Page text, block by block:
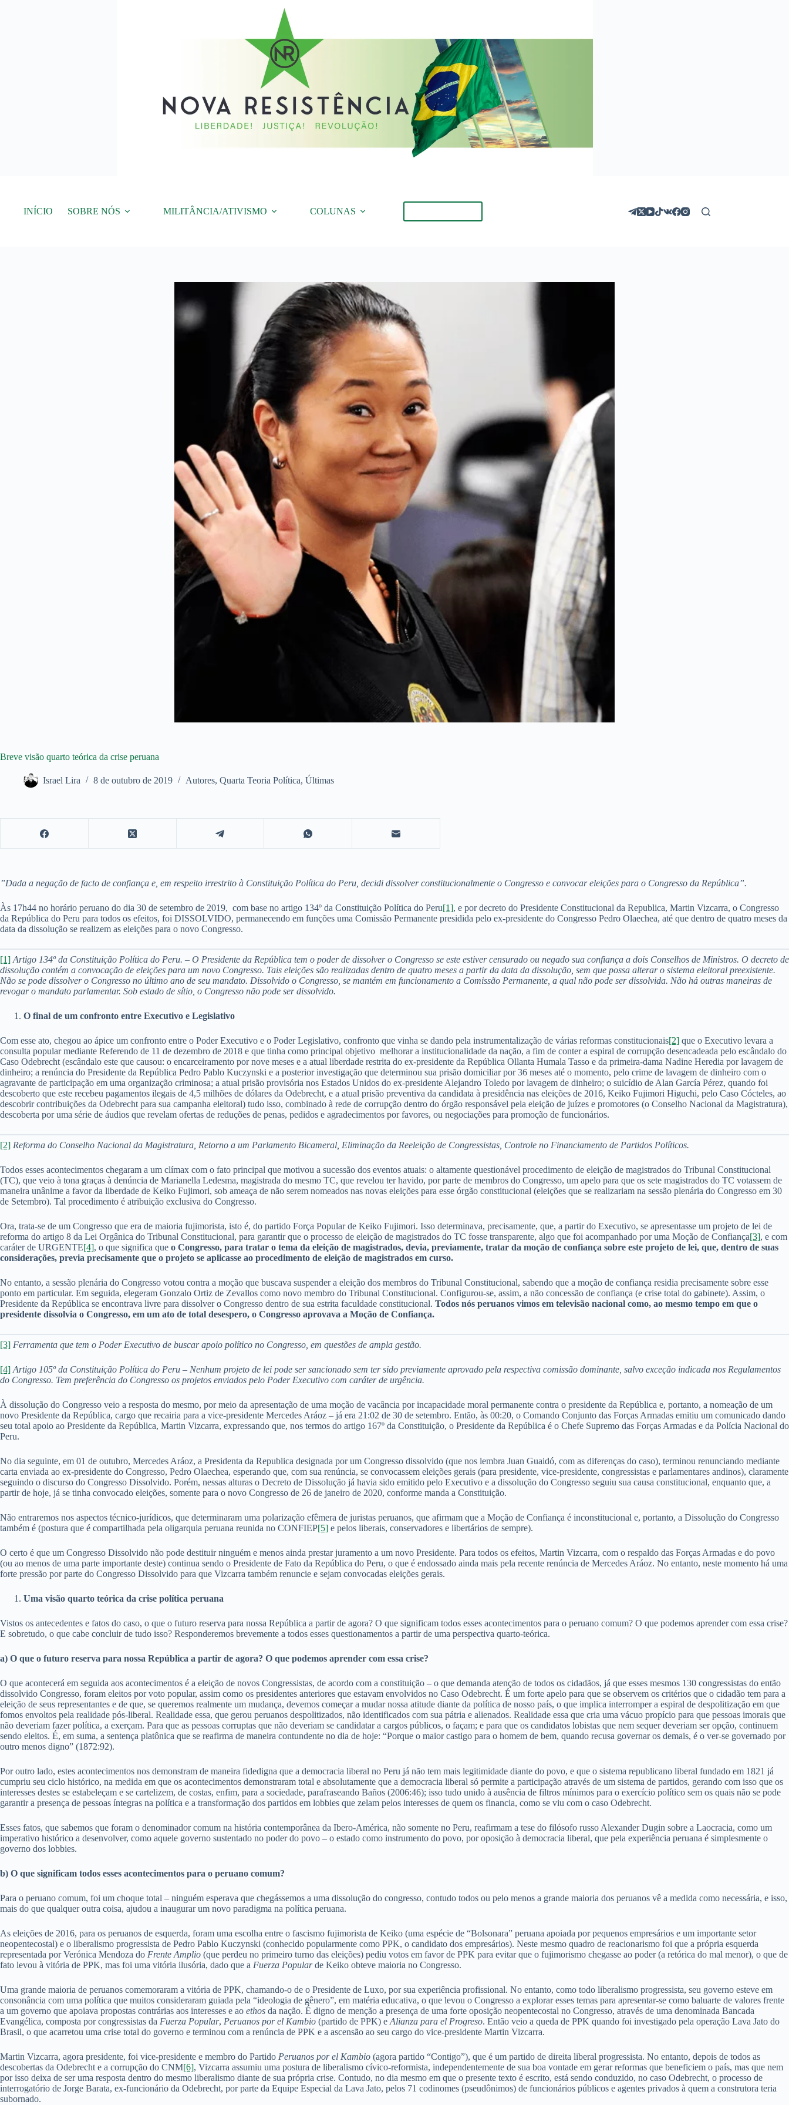
INÍCIO SOBRE NÓS MILITÂNCIA/ATIVISMO COLUNAS
Breve visão quarto teórica da crise peruana
Israel Lira 8 de outubro de 2019 Autores, Quarta Teoria Política, Últimas
”Dada a negação de facto de confiança e, em respeito irrestrito à Constituição Política do Peru, decidi dissolver constitucionalmente o Congresso e convocar eleições para o Congresso da República”.
Às 17h44 no horário peruano do dia 30 de setembro de 2019, com base no artigo 134º da Constituição Política do Peru[1], e por decreto do Presidente Constitucional da Republica, Martin Vizcarra, o Congresso
da República do Peru para todos os efeitos, foi DISSOLVIDO, permanecendo em funções uma Comissão Permanente presidida pelo ex-presidente do Congresso Pedro Olaechea, até que dentro de quatro meses da
data da dissolução se realizem as eleições para o novo Congresso.
[1] Artigo 134º da Constituição Política do Peru. – O Presidente da República tem o poder de dissolver o Congresso se este estiver censurado ou negado sua confiança a dois Conselhos de Ministros. O decreto de
dissolução contém a convocação de eleições para um novo Congresso. Tais eleições são realizadas dentro de quatro meses a partir da data da dissolução, sem que possa alterar o sistema eleitoral preexistente.
Não se pode dissolver o Congresso no último ano de seu mandato. Dissolvido o Congresso, se mantém em funcionamento a Comissão Permanente, a qual não pode ser dissolvida. Não há outras maneiras de
revogar o mandato parlamentar. Sob estado de sítio, o Congresso não pode ser dissolvido.
O final de um confronto entre Executivo e Legislativo
Com esse ato, chegou ao ápice um confronto entre o Poder Executivo e o Poder Legislativo, confronto que vinha se dando pela instrumentalização de várias reformas constitucionais[2] que o Executivo levara a
consulta popular mediante Referendo de 11 de dezembro de 2018 e que tinha como principal objetivo melhorar a institucionalidade da nação, a fim de conter a espiral de corrupção desencadeada pelo escândalo do
Caso Odebrecht (escândalo este que causou: o encarceiramento por nove meses e a atual liberdade restrita do ex-presidente da República Ollanta Humala Tasso e da primeira-dama Nadine Heredia por lavagem de
dinheiro; a renúncia do Presidente da República Pedro Pablo Kuczynski e a posterior investigação que determinou sua prisão domiciliar por 36 meses até o momento, pelo crime de lavagem de dinheiro com o
agravante de participação em uma organização criminosa; a atual prisão provisória nos Estados Unidos do ex-presidente Alejandro Toledo por lavagem de dinheiro; o suicídio de Alan García Pérez, quando foi
descoberto que este recebeu pagamentos ilegais de 4,5 milhões de dólares da Odebrecht, e a atual prisão preventiva da candidata à presidência nas eleições de 2016, Keiko Fujimori Higuchi, pelo Caso Cócteles, ao
descobrir contribuições da Odebrecht para sua campanha eleitoral) tudo isso, combinado à rede de corrupção dentro do órgão responsável pela eleição de juízes e promotores (o Conselho Nacional da Magistratura),
descoberta por uma série de áudios que revelam ofertas de reduções de penas, pedidos e agradecimentos por favores, ou negociações para promoção de funcionários.
[2] Reforma do Conselho Nacional da Magistratura, Retorno a um Parlamento Bicameral, Eliminação da Reeleição de Congressistas, Controle no Financiamento de Partidos Políticos.
Todos esses acontecimentos chegaram a um clímax com o fato principal que motivou a sucessão dos eventos atuais: o altamente questionável procedimento de eleição de magistrados do Tribunal Constitucional
(TC), que veio à tona graças à denúncia de Marianella Ledesma, magistrada do mesmo TC, que revelou ter havido, por parte de membros do Congresso, um apelo para que os sete magistrados do TC votassem de
maneira unânime a favor da liberdade de Keiko Fujimori, sob ameaça de não serem nomeados nas novas eleições para esse órgão constitucional (eleições que se realizariam na sessão plenária do Congresso em 30
de Setembro). Tal procedimento é atribuição exclusiva do Congresso.
Ora, trata-se de um Congresso que era de maioria fujimorista, isto é, do partido Força Popular de Keiko Fujimori. Isso determinava, precisamente, que, a partir do Executivo, se apresentasse um projeto de lei de
reforma do artigo 8 da Lei Orgânica do Tribunal Constitucional, para garantir que o processo de eleição de magistrados do TC fosse transparente, algo que foi acompanhado por uma Moção de Confiança[3], e com
caráter de URGENTE[4], o que significa que o Congresso, para tratar o tema da eleição de magistrados, devia, previamente, tratar da moção de confiança sobre este projeto de lei, que, dentro de suas
considerações, previa precisamente que o projeto se aplicasse ao procedimento de eleição de magistrados em curso.
No entanto, a sessão plenária do Congresso votou contra a moção que buscava suspender a eleição dos membros do Tribunal Constitucional, sabendo que a moção de confiança residia precisamente sobre esse
ponto em particular. Em seguida, elegeram Gonzalo Ortiz de Zevallos como novo membro do Tribunal Constitucional. Configurou-se, assim, a não concessão de confiança (e crise total do gabinete). Assim, o
Presidente da República se encontrava livre para dissolver o Congresso dentro de sua estrita faculdade constitucional. Todos nós peruanos vimos em televisão nacional como, ao mesmo tempo em que o
presidente dissolvia o Congresso, em um ato de total desespero, o Congresso aprovava a Moção de Confiança.
[3] Ferramenta que tem o Poder Executivo de buscar apoio político no Congresso, em questões de ampla gestão.
[4] Artigo 105º da Constituição Política do Peru – Nenhum projeto de lei pode ser sancionado sem ter sido previamente aprovado pela respectiva comissão dominante, salvo exceção indicada nos Regulamentos
do Congresso. Tem preferência do Congresso os projetos enviados pelo Poder Executivo com caráter de urgência.
À dissolução do Congresso veio a resposta do mesmo, por meio da apresentação de uma moção de vacância por incapacidade moral permanente contra o presidente da República e, portanto, a nomeação de um
novo Presidente da República, cargo que recairia para a vice-presidente Mercedes Aráoz – já era 21:02 de 30 de setembro. Então, às 00:20, o Comando Conjunto das Forças Armadas emitiu um comunicado dando
seu total apoio ao Presidente da República, Martin Vizcarra, expressando que, nos termos do artigo 167º da Constituição, o Presidente da República é o Chefe Supremo das Forças Armadas e da Polícia Nacional do
Peru.
No dia seguinte, em 01 de outubro, Mercedes Aráoz, a Presidenta da Republica designada por um Congresso dissolvido (que nos lembra Juan Guaidó, com as diferenças do caso), terminou renunciando mediante
carta enviada ao ex-presidente do Congresso, Pedro Olaechea, esperando que, com sua renúncia, se convocassem eleições gerais (para presidente, vice-presidente, congressistas e parlamentares andinos), claramente
seguindo o discurso do Congresso Dissolvido. Porém, nessas alturas o Decreto de Dissolução já havia sido emitido pelo Executivo e a dissolução do Congresso seguiu sua causa constitucional, enquanto que, a
partir de hoje, já se tinha convocado eleições, somente para o novo Congresso de 26 de janeiro de 2020, conforme manda a Constituição.
Não entraremos nos aspectos técnico-jurídicos, que determinaram uma polarização efêmera de juristas peruanos, que afirmam que a Moção de Confiança é inconstitucional e, portanto, a Dissolução do Congresso
também é (postura que é compartilhada pela oligarquia peruana reunida no CONFIEP[5] e pelos liberais, conservadores e libertários de sempre).
O certo é que um Congresso Dissolvido não pode destituir ninguém e menos ainda prestar juramento a um novo Presidente. Para todos os efeitos, Martin Vizcarra, com o respaldo das Forças Armadas e do povo
(ou ao menos de uma parte importante deste) continua sendo o Presidente de Fato da República do Peru, o que é endossado ainda mais pela recente renúncia de Mercedes Aráoz. No entanto, neste momento há uma
forte pressão por parte do Congresso Dissolvido para que Vizcarra também renuncie e sejam convocadas eleições gerais.
Uma visão quarto teórica da crise política peruana
Vistos os antecedentes e fatos do caso, o que o futuro reserva para nossa República a partir de agora? O que significam todos esses acontecimentos para o peruano comum? O que podemos aprender com essa crise?
E sobretudo, o que cabe concluir de tudo isso? Responderemos brevemente a todos esses questionamentos a partir de uma perspectiva quarto-teórica.
a) O que o futuro reserva para nossa República a partir de agora? O que podemos aprender com essa crise?
O que acontecerá em seguida aos acontecimentos é a eleição de novos Congressistas, de acordo com a constituição – o que demanda atenção de todos os cidadãos, já que esses mesmos 130 congressistas do então
dissolvido Congresso, foram eleitos por voto popular, assim como os presidentes anteriores que estavam envolvidos no Caso Odebrecht. É um forte apelo para que se observem os critérios que o cidadão tem para a
eleição de seus representantes e de que, se queremos realmente um mudança, devemos começar a mudar nossa atitude diante da política de nosso país, o que implica interromper a espiral de despolitização em que
fomos envoltos pela realidade pós-liberal. Realidade essa, que gerou peruanos despolitizados, não identificados com sua pátria e alienados. Realidade essa que cria uma vácuo propício para que pessoas imorais que
não deveriam fazer política, a exerçam. Para que as pessoas corruptas que não deveriam se candidatar a cargos públicos, o façam; e para que os candidatos lobistas que nem sequer deveriam ser opção, continuem
sendo eleitos. É, em suma, a sentença platônica que se reafirma de maneira contundente no dia de hoje: “Porque o maior castigo para o homem de bem, quando recusa governar os demais, é o ver-se governado por
outro menos digno” (1872:92).
Por outro lado, estes acontecimentos nos demonstram de maneira fidedigna que a democracia liberal no Peru já não tem mais legitimidade diante do povo, e que o sistema republicano liberal fundado em 1821 já
cumpriu seu ciclo histórico, na medida em que os acontecimentos demonstraram total e absolutamente que a democracia liberal só permite a participação através de um sistema de partidos, gerando com isso que os
interesses destes se estabeleçam e se cartelizem, de costas, enfim, para a sociedade, parafraseando Baños (2006:46); isso tudo unido à ausência de filtros mínimos para o exercício político sem os quais não se pode
garantir a presença de pessoas íntegras na política e a transformação dos partidos em lobbies que zelam pelos interesses de quem os financia, como se viu com o caso Odebrecht.
Esses fatos, que sabemos que foram o denominador comum na história contemporânea da Ibero-América, não somente no Peru, reafirmam a tese do filósofo russo Alexander Dugin sobre a Laocracia, como um
imperativo histórico a desenvolver, como aquele governo sustentado no poder do povo – o estado como instrumento do povo, por oposição à democracia liberal, que pela experiência peruana é simplesmente o
governo dos lobbies.
b) O que significam todos esses acontecimentos para o peruano comum?
Para o peruano comum, foi um choque total – ninguém esperava que chegássemos a uma dissolução do congresso, contudo todos ou pelo menos a grande maioria dos peruanos vê a medida como necessária, e isso,
mais do que qualquer outra coisa, ajudou a inaugurar um novo paradigma na política peruana.
As eleições de 2016, para os peruanos de esquerda, foram uma escolha entre o fascismo fujimorista de Keiko (uma espécie de “Bolsonara” peruana apoiada por pequenos empresários e um importante setor
neopentecostal) e o liberalismo progressista de Pedro Pablo Kuczynski (conhecido popularmente como PPK, o candidato dos empresários). Neste mesmo quadro de reacionarismo foi que a própria esquerda
representada por Verónica Mendoza do Frente Amplio (que perdeu no primeiro turno das eleições) pediu votos em favor de PPK para evitar que o fujimorismo chegasse ao poder (a retórica do mal menor), o que de
fato levou à vitória de PPK, mas foi uma vitória ilusória, dado que a Fuerza Popularde Keiko obteve maioria no Congresso.
Uma grande maioria de peruanos comemoraram a vitória de PPK, chamando-o de o Presidente de Luxo, por sua experiência profissional. No entanto, como todo liberalismo progressista, seu governo esteve em
consonância com uma política que muitos consideraram guiada pela “ideologia de gênero”, em matéria educativa, o que levou o Congresso a explorar esses temas para apresentar-se como baluarte de valores frente
a um governo que apoiava propostas contrárias aos interesses e ao ethos da nação. É digno de menção a presença de uma forte oposição neopentecostal no Congresso, através de uma denominada Bancada
Evangélica, composta por congressistas da Fuerza Popular, Peruanos por el Kambio (partido de PPK) e Alianza para el Progreso. Então veio a queda de PPK quando foi investigado pela operação Lava Jato do
Brasil, o que acarretou uma crise total do governo e terminou com a renúncia de PPK e a ascensão ao seu cargo do vice-presidente Martin Vizcarra.
Martin Vizcarra, agora presidente, foi vice-presidente e membro do Partido Peruanos por el Kambio (agora partido “Contigo”), que é um partido de direita liberal progressista. No entanto, depois de todos as
descobertas da Odebrecht e a corrupção do CNM[6], Vizcarra assumiu uma postura de liberalismo cívico-reformista, independentemente de sua boa vontade em gerar reformas que beneficiem o país, mas que nem
por isso deixa de ser uma resposta dentro do mesmo liberalismo diante de sua própria crise. Contudo, no dia mesmo em que o presente texto é escrito, está sendo conduzido, no caso Odebrecht, o processo de
interrogatório de Jorge Barata, ex-funcionário da Odebrecht, por parte da Equipe Especial da Lava Jato, pelos 71 codinomes (pseudônimos) de funcionários públicos e agentes privados à quem a construtora teria
subornado.